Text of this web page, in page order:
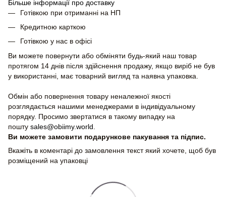
Більше інформації про доставку
Готівкою при отриманні на НП
Кредитною карткою
Готівкою у нас в офісі
Ви можете повернути або обміняти будь-який наш товар
протягом 14 днів після здійснення продажу, якщо виріб не був
у використанні, має товарний вигляд та наявна упаковка.
Обмін або повернення товару неналежної якості
розглядається нашими менеджерами в індивідуальному
порядку. Просимо звертатися в такому випадку на
пошту sales@obiimy.world
Ви можете замовити подарункове пакування та підпис.
Вкажіть в коментарі до замовлення текст який хочете, щоб був
розміщений на упаковці